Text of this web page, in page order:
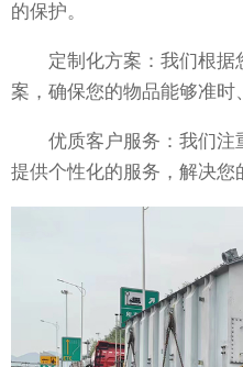
的保护。
定制化方案：我们根据
案，确保您的物品能够准时
优质客户服务：我们注
提供个性化的服务，解决您